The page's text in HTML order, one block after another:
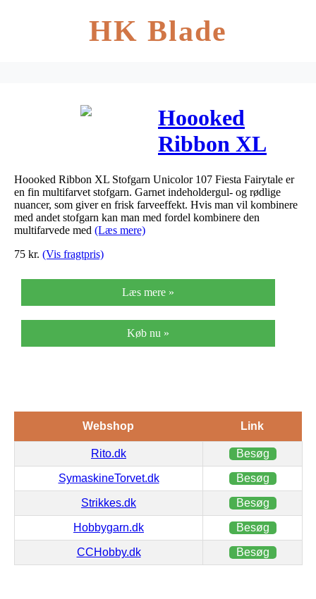
HK Blade
Hoooked
Ribbon XL
Stofgarn
Unicolor 107
Fiesta
Hoooked Ribbon XL Stofgarn Unicolor 107 Fiesta Fairytale er
en fin multifarvet stofgarn. Garnet indeholdergul- og rødlige
nuancer, som giver en frisk farveeffekt. Hvis man vil kombinere
med andet stofgarn kan man med fordel kombinere den
multifarvede med (Læs mere)
75 kr. (Vis fragtpris)
Læs mere »
Køb nu »
Webshop Link
Rito.dk Besøg
SymaskineTorvet.dk Besøg
Strikkes.dk Besøg
Hobbygarn.dk Besøg
CCHobby.dk Besøg